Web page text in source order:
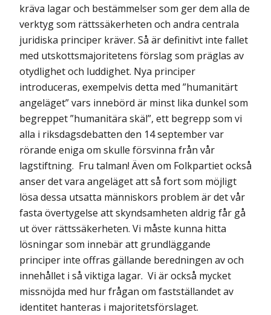
kräva lagar och bestämmelser som ger dem alla de
verktyg som rättssäkerheten och andra centrala
juridiska principer kräver. Så är definitivt inte fallet
med utskottsmajoritetens förslag som präglas av
otydlighet och luddighet. Nya principer
introduceras, exempelvis detta med ”humanitärt
angeläget” vars innebörd är minst lika dunkel som
begreppet ”humanitära skäl”, ett begrepp som vi
alla i riksdagsdebatten den 14 september var
rörande eniga om skulle försvinna från vår
lagstiftning. Fru talman! Även om Folkpartiet också
anser det vara angeläget att så fort som möjligt
lösa dessa utsatta människors problem är det vår
fasta övertygelse att skyndsamheten aldrig får gå
ut över rättssäkerheten. Vi måste kunna hitta
lösningar som innebär att grundläggande
principer inte offras gällande beredningen av och
innehållet i så viktiga lagar. Vi är också mycket
missnöjda med hur frågan om fastställandet av
identitet hanteras i majoritetsförslaget.